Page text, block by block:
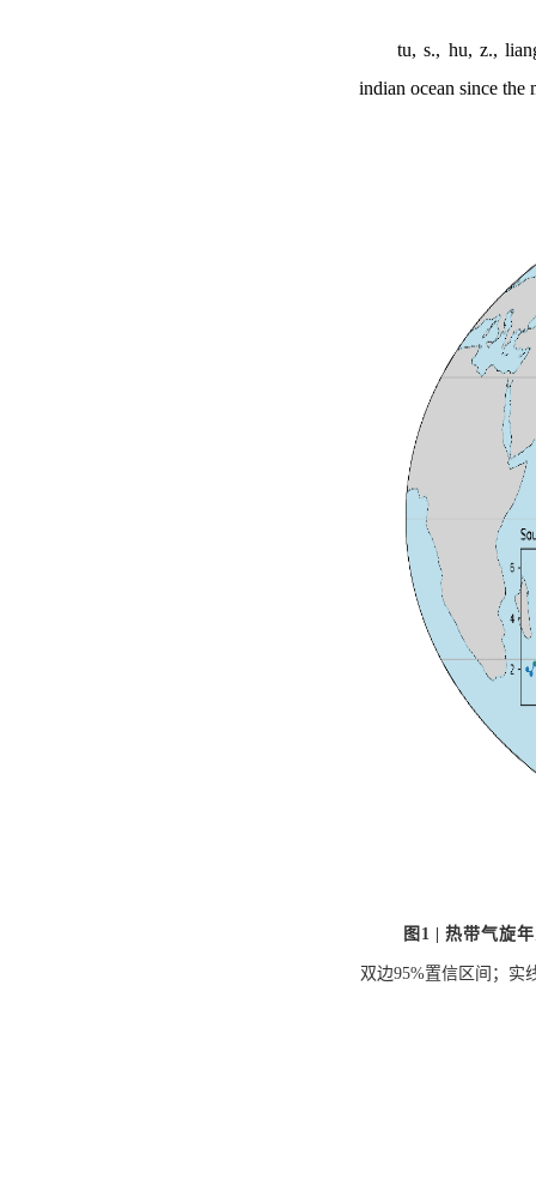
tu, s., hu, z.,
indian ocean since the
图 1 热带气旋
双边95%置信区间；实